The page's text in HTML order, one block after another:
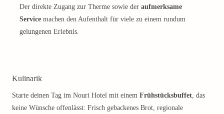
Der direkte Zugang zur Therme sowie der aufmerksame
Service machen den Aufenthalt für viele zu einem rundum
gelungenen Erlebnis.
Kulinarik
Starte deinen Tag im Nouri Hotel mit einem Frühstücksbuffet, das
keine Wünsche offenlässt: Frisch gebackenes Brot, regionale